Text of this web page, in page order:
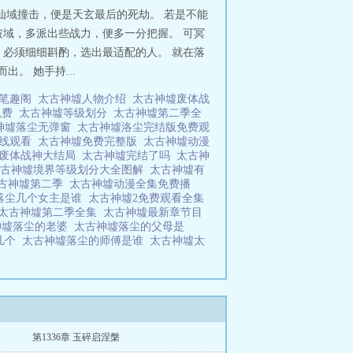
撞击，便是天玄最后的死劫。 若是不能
，多派出些战力，便多一分把握。 可冥
须细细斟酌，选出最适配的人。 就在落
出。 她手持...
趣阁 太古神墟人物介绍 太古神墟废体战
太古神墟等级划分 太古神墟第二季全
墟落尘无弹窗 太古神墟洛尘完结版免费观
观看 太古神墟免费完整版 太古神墟动漫
体战神大结局 太古神墟完结了吗 太古神
神墟境界等级划分大全图解 太古神墟有
神墟第二季 太古神墟动漫全集免费播
尘几个女主是谁 太古神墟2免费观看全集
古神墟第二季全集 太古神墟最新章节目
落尘的老婆 太古神墟落尘的父母是
个 太古神墟落尘的师傅是谁 太古神墟太
第1336章 玉碎启涅槃